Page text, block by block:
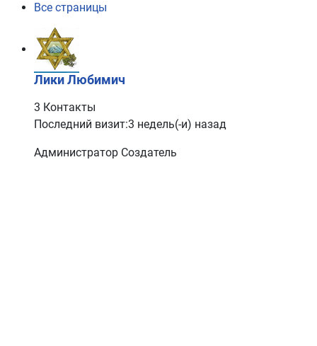
Все страницы
Лики Любимич
3 Контакты
Последний визит:3 недель(-и) назад
Администратор Создатель